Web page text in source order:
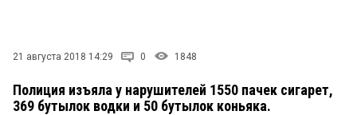
21 августа 2018 14:29 0 1848
Полиция изъяла у нарушителей 1550 пачек сигарет,
369 бутылок водки и 50 бутылок коньяка.